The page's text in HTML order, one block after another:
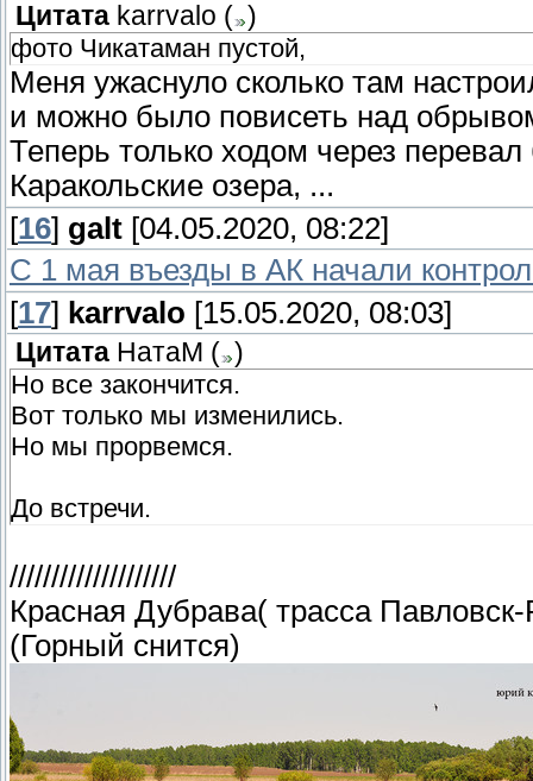
Цитата karrvalo ( )
фото Чикатаман пустой,
Меня ужаснуло сколько там
и можно было повисеть над
Теперь только ходом через
Каракольские озера, ...
[16] galt [04.05.2020, 08:22]
С 1 мая въезды в АК начали
[17] karrvalo [15.05.2020, 08:03]
Цитата НатаМ ( )
Но все закончится.
Вот только мы изменились.
Но мы прорвемся.
До встречи.
////////////////////
Красная Дубрава( трасса
(Горный снится)